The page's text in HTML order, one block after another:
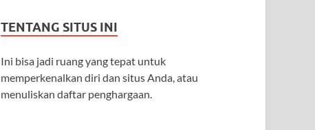
TENTANG SITUS INI
Ini bisa jadi ruang yang tepat untuk
memperkenalkan diri dan situs Anda, atau
menuliskan daftar penghargaan.